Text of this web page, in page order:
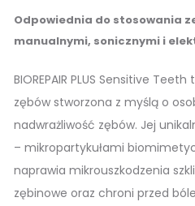
Odpowiednia do stosowania
manualnymi, sonicznymi i
BIOREPAIR PLUS Sensitive
zębów stworzona z myślą o
nadwrażliwość zębów. Jej
– mikropartykułami
naprawia mikrouszkodzenia
zębinowe oraz chroni przed